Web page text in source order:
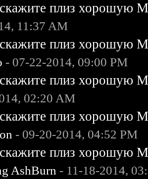
плиз хорошую
11:37 AM
плиз хорошую
- 07-22-2014, 09:00 PM
плиз хорошую
02:20 AM
плиз хорошую
- 09-20-2014, 04:52 PM
плиз хорошую
AshBurn - 11-18-2014,